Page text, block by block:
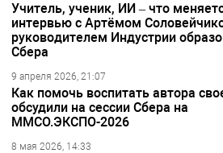
Учитель, ученик, ИИ – что
интервью с Артёмом
руководителем Индустрии
Сбера
9 апреля 2026, 21:07
Как помочь воспитать автора
обсудили на сессии Сбера на
ММСО.ЭКСПО-2026
8 мая 2026, 14:33